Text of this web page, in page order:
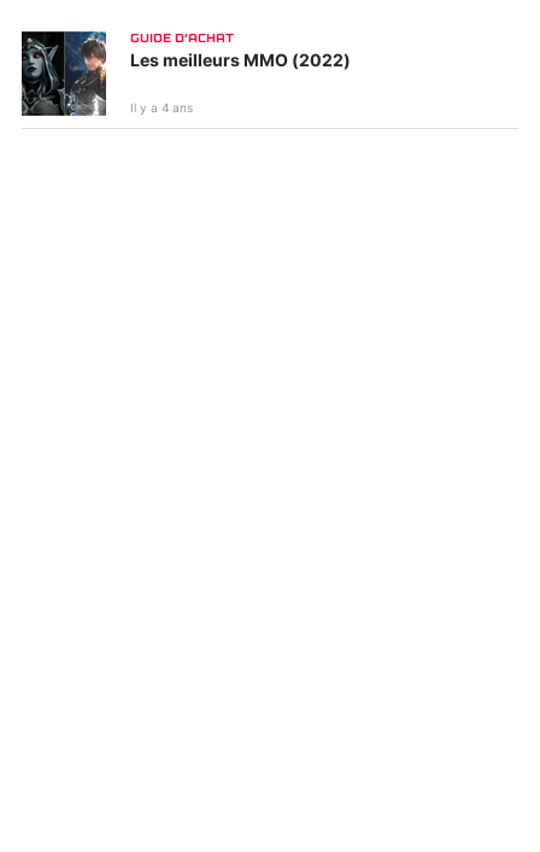
GUIDE D'ACHAT
Les meilleurs MMO (2022)
Il y a 4 ans